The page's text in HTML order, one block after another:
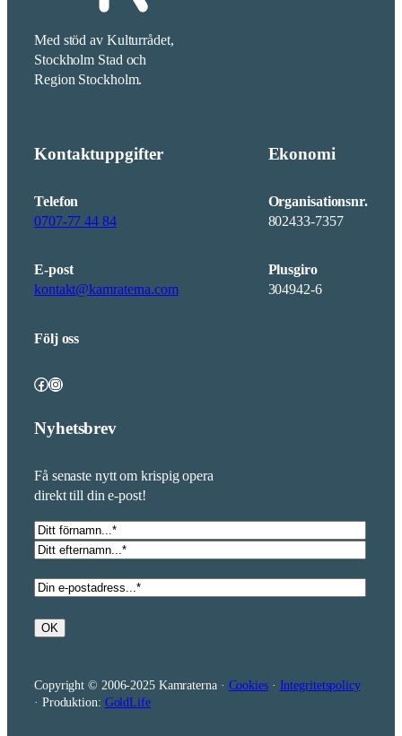
Med stöd av Kulturrådet,
Stockholm Stad och
Region Stockholm.
Kontaktuppgifter
Telefon
0707-77 44 84
E-post
kontakt@kamraterna.com
Följ oss
Facebook
Instagram
Ekonomi
Organisationsnr.
802433-7357
Plusgiro
304942-6
Nyhetsbrev
Få senaste nytt om krispig opera
direkt till din e-post!
Namn*
Förnamn
E-
OK
Copyright © 2006-2025 Kamraterna · Cookies· Integritetspolicy
· Produktion: GoldLife